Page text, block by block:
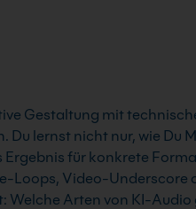
Gestaltung mit
lernst nicht nur, wie Du
für konkrete
Loops, Video-Underscore
Welche Arten von KI-Audio